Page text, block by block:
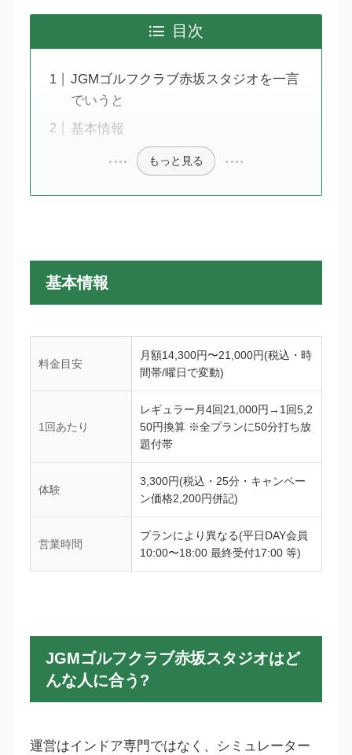
目次
JGMゴルフクラブ赤坂スタジオを一言
でいうと
基本情報
もっと見る
基本情報
料金目安
月額14,300円〜21,000円(税込・時
間帯/曜日で変動)
1回あたり
レギュラー月4回21,000円→1回5,2
50円換算 ※全プランに50分打ち放
題付帯
体験
3,300円(税込・25分・キャンペー
ン価格2,200円併記)
営業時間
プランにより異なる(平日DAY会員
10:00〜18:00 最終受付17:00 等)
JGMゴルフクラブ赤坂スタジオはど
んな人に合う?
運営はインドア専門ではなく、シミュレーター